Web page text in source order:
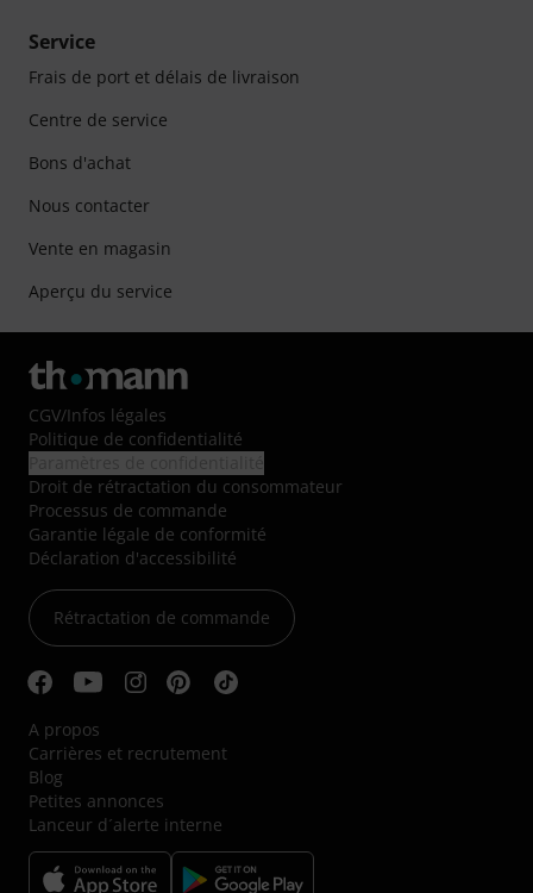
Service
Frais de port et délais de livraison
Centre de service
Bons d'achat
Nous contacter
Vente en magasin
Aperçu du service
CGV/Infos légales
Politique de confidentialité
Droit de rétractation du consommateur
Processus de commande
Garantie légale de conformité
Déclaration d'accessibilité
Rétractation de commande
A propos
Carrières et recrutement
Blog
Petites annonces
Lanceur d´alerte interne